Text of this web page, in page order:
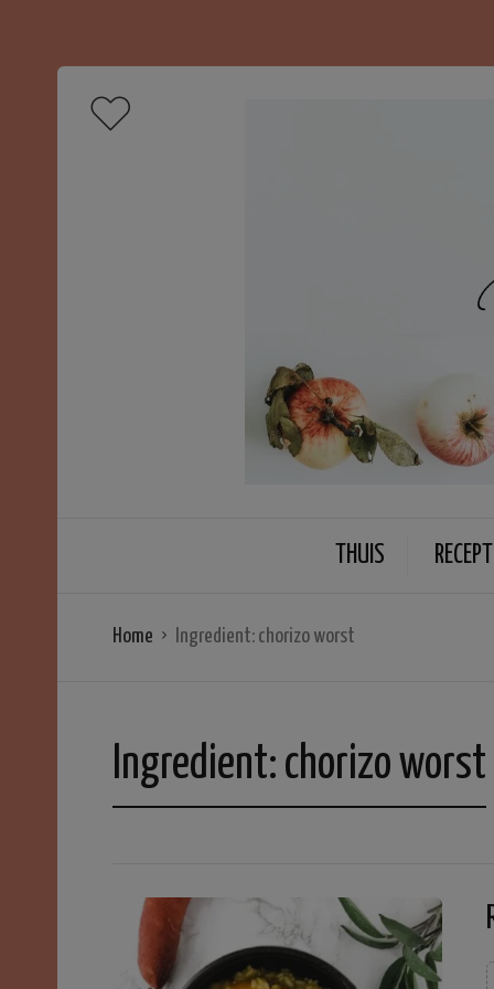
THUIS
Home Ingredient: chorizo worst
Ingredient: chorizo worst